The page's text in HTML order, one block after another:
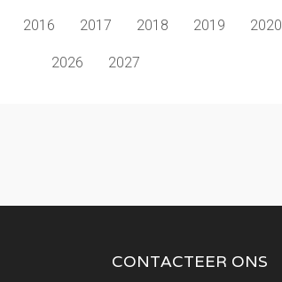
2016 2017 2018 2019 2020
2026 2027
CONTACTEER ONS